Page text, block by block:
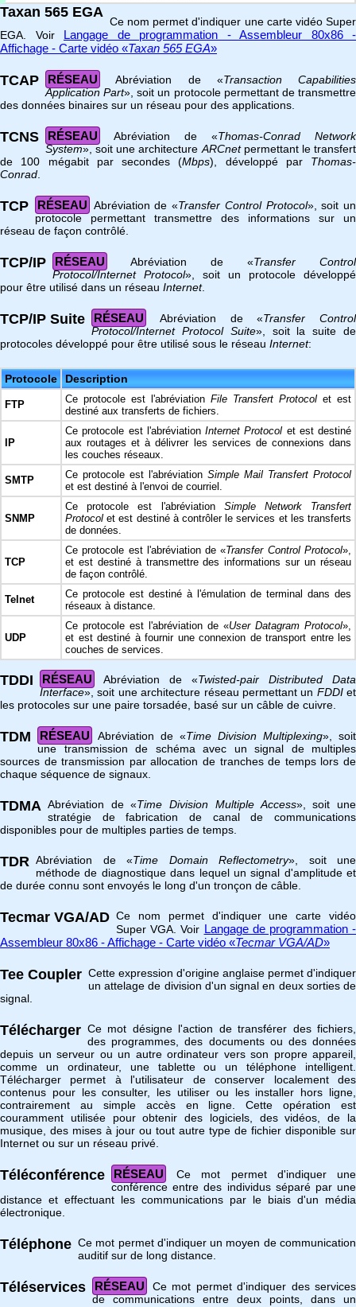
Taxan 565 EGA
Ce nom permet d'indiquer une carte vidéo Super
EGA. Voir Langage de programmation - Assembleur 80x86 -
Affichage - Carte vidéo «Taxan 565 EGA»
TCAP RÉSEAU Abréviation de «Transaction Capabilities
Application Part», soit un protocole permettant de transmettre
des données binaires sur un réseau pour des applications.
TCNS RÉSEAU Abréviation de «Thomas-Conrad Network
System», soit une architecture ARCnetpermettant le transfert
de 100 mégabit par secondes (Mbps), développé par Thomas-
Conrad
TCP RÉSEAU Abréviation de «Transfer Control Protocol», soit un
protocole permettant transmettre des informations sur un
réseau de façon contrôlé.
TCP/IP RÉSEAU Abréviation de «Transfer Control
Protocol/Internet Protocol», soit un protocole développé
pour être utilisé dans un réseau Internet.
TCP/IP Suite RÉSEAU Abréviation de «Transfer Control
Protocol/Internet Protocol Suite», soit la suite de
protocoles développé pour être utilisé sous le réseau Internet:
Protocole Description
FTP Ce protocole est l'abréviation File Transfert Protocol et est
destiné aux transferts de fichiers.
IP
Ce protocole est l'abréviation Internet Protocol et est destiné
aux routages et à délivrer les services de connexions dans
les couches réseaux.
SMTP Ce protocole est l'abréviation Simple Mail Transfert Protocol
et est destiné à l'envoi de courriel.
SNMP
Ce protocole est l'abréviation Simple Network Transfert
Protocol et est destiné à contrôler le services et les transferts
de données.
TCP
Ce protocole est l'abréviation de «Transfer Control Protocol»,
et est destiné à transmettre des informations sur un réseau
de façon contrôlé.
Telnet
Ce protocole est destiné à l'émulation de terminal dans des
réseaux à distance.
UDP
Ce protocole est l'abréviation de «User Datagram Protocol»,
et est destiné à fournir une connexion de transport entre les
couches de services.
TDDI RÉSEAU Abréviation de «Twisted-pair Distributed Data
Interface», soit une architecture réseau permettant un FDDIet
les protocoles sur une paire torsadée, basé sur un câble de cuivre.
TDM RÉSEAU Abréviation de «Time Division Multiplexing», soit
une transmission de schéma avec un signal de multiples
sources de transmission par allocation de tranches de temps lors de
chaque séquence de signaux.
TDMA Abréviation de «Time Division Multiple Access», soit une
stratégie de fabrication de canal de communications
disponibles pour de multiples parties de temps.
TDR Abréviation de «Time Domain Reflectometry», soit une
méthode de diagnostique dans lequel un signal d'amplitude et
de durée connu sont envoyés le long d'un tronçon de câble.
Tecmar VGA/AD Ce nom permet d'indiquer une carte vidéo
Super VGA. Voir Langage de programmation -
Assembleur 80x86 - Affichage - Carte vidéo «Tecmar VGA/AD»
Tee Coupler Cette expression d'origine anglaise permet d'indiquer
un attelage de division d'un signal en deux sorties de
signal.
Télécharger Ce mot désigne l'action de transférer des fichiers,
des programmes, des documents ou des données
depuis un serveur ou un autre ordinateur vers son propre appareil,
comme un ordinateur, une tablette ou un téléphone intelligent.
Télécharger permet à l'utilisateur de conserver localement des
contenus pour les consulter, les utiliser ou les installer hors ligne,
contrairement au simple accès en ligne. Cette opération est
couramment utilisée pour obtenir des logiciels, des vidéos, de la
musique, des mises à jour ou tout autre type de fichier disponible sur
Internet ou sur un réseau privé.
Téléconférence RÉSEAU
Ce mot permet d'indiquer une
conférence entre des individus séparé par une
distance et effectuant les communications par le biais d'un média
électronique.
Téléphone Ce mot permet d'indiquer un moyen de communication
auditif sur de long distance.
Téléservices RÉSEAU
Ce mot permet d'indiquer des services
de communications entre deux points, dans un